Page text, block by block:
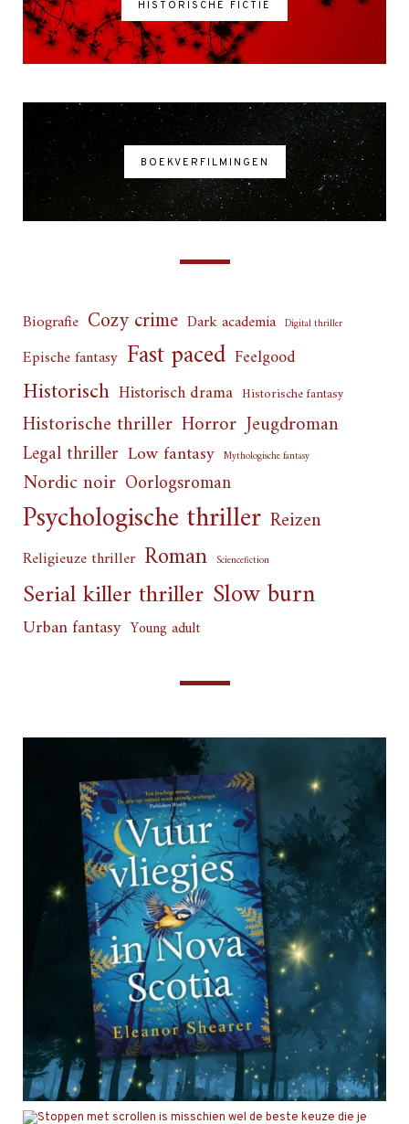
HISTORISCHE FICTIE
BOEKVERFILMINGEN
Biografie Cozy crime Dark academia Digital thriller
Epische fantasy Fast paced Feelgood
Historisch Historisch drama Historische fantasy
Historische thriller Horror Jeugdroman
Legal thriller Low fantasy Mythologische fantasy
Nordic noir Oorlogsroman
Psychologische thriller Reizen
Religieuze thriller Roman Sciencefiction
Serial killer thriller Slow burn
Urban fantasy Young adult